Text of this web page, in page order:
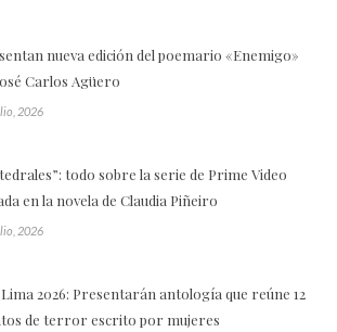
nueva edición del poemario «Enemigo»
Carlos Agüero
2026
todo sobre la serie de Prime Video
en la novela de Claudia Piñeiro
2026
2026: Presentarán antología que reúne 12
de terror escrito por mujeres